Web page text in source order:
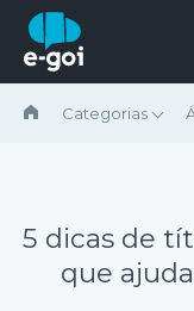
Ir para o conteúdo
Categorias
5 dicas de
que